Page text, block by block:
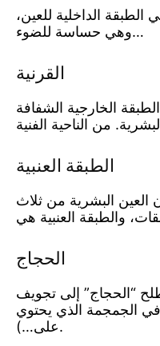
الداخلية للعين،
وهي حساسة للضوء…
القرنية
الخارجية الشفافة
الطبقة العنبية
العين البشرية من ثلاث
الحجاج
“الحجاج” إلى تجويف
في الجمجمة الذي يحتوي
على…).